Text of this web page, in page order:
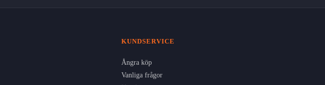
KUNDSERVICE
Ångra köp
Vanliga frågor